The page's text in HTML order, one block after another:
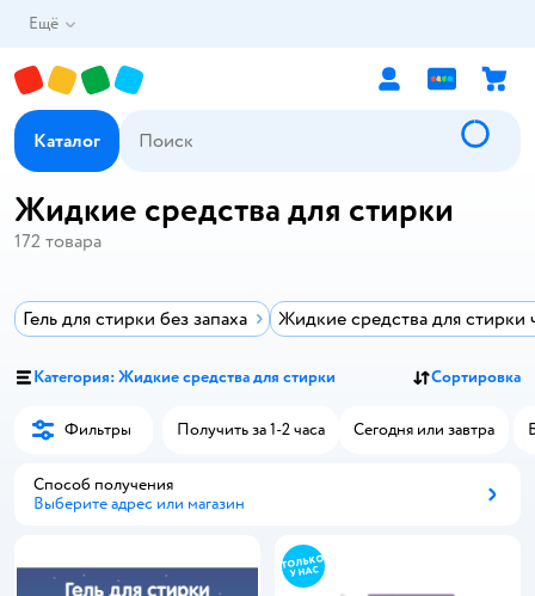
Ещё
Каталог
Жидкие средства для стирки
172 товара
Гель для стирки без запаха Жидкие средства для стирки
Категория: Жидкие средства для стирки Сортировка
Фильтры Получить за 1-2 часа Сегодня или завтра
Способ получения
Выберите адрес или магазин